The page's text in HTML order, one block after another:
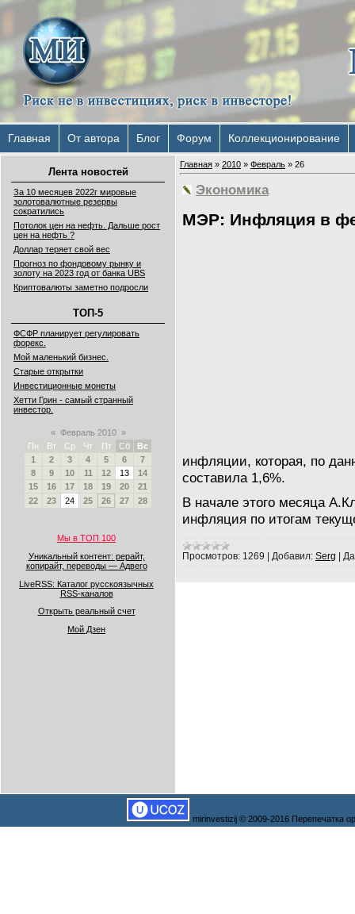
Главная От автора Блог Форум Коллекционирование
Лента новостей
За 10 месяцев 2022г мировые
золотовалютные резервы
сократились
Потолок цен на нефть. Дальше рост
цен на нефть ?
Доллар теряет свой вес
Прогноз по фондовому рынку и
золоту на 2023 год от банка UBS
Криптовалюты заметно подросли
ТОП-5
ФСФР планирует регулировать
форекс.
Мой маленький бизнес.
Старые открытки
Инвестиционные монеты
Хетти Грин - самый странный
инвестор.
« Февраль 2010 »
Пн
Вт Ср Чт Пт Сб
Вс
1
2 3 4 5 6
7
8
9 10 11 12 13
14
15
16 17 18 19 20
21
22
23 24 25 26 27 28
Мы в ТОП 100
Уникальный контент: рерайт,
копирайт, переводы — Адвего
LiveRSS: Каталог русскоязычных
RSS-каналов
Открыть реальный счет
Мой Дзен
Главная » 2010 » Февраль » 26
Экономика
МЭР: Инфляция в
инфляции, которая, по
составила 1,6%.
В начале этого месяца
инфляция по итогам
Просмотров: 1269 | Добавил: Serg |
mirinvestizij © 2009-2016 Перепечатка